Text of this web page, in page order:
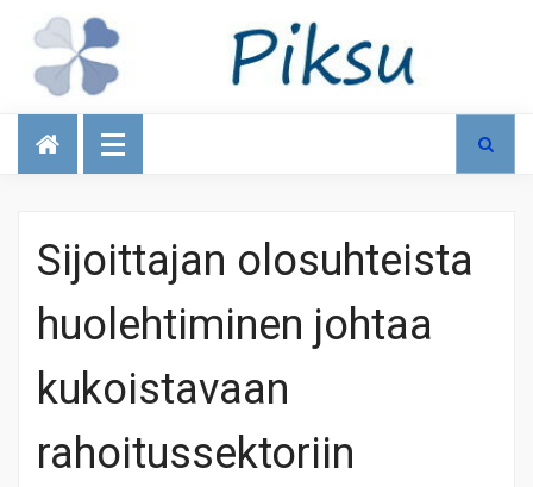
Talous
Sijoittajan olosuhteista
huolehtiminen johtaa
kukoistavaan
rahoitussektoriin